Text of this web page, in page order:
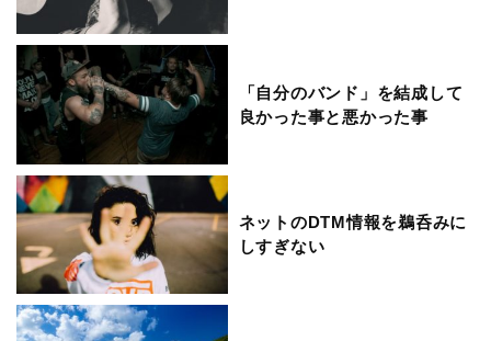
「自分のバンド」を結成して
良かった事と悪かった事
ネットのDTM情報を鵜呑みに
しすぎない